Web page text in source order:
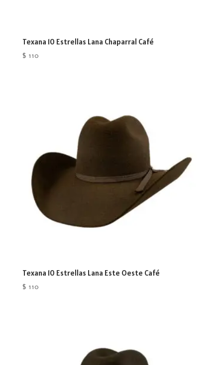
Texana 10 Estrellas Lana Chaparral Café
$ 110
Texana 10 Estrellas Lana Este Oeste Café
$ 110